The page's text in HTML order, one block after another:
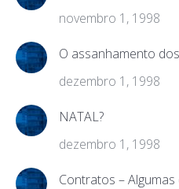
novembro 1, 1998
O assanhamento
dezembro 1, 1998
NATAL?
dezembro 1, 1998
Contratos –